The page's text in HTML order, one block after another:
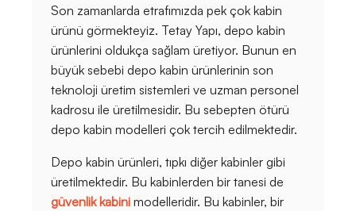
Son zamanlarda etrafımızda pek çok kabin
ürünü görmekteyiz. Tetay Yapı, depo kabin
ürünlerini oldukça sağlam üretiyor. Bunun en
büyük sebebi depo kabin ürünlerinin son
teknoloji üretim sistemleri ve uzman personel
kadrosu ile üretilmesidir. Bu sebepten ötürü
depo kabin modelleri çok tercih edilmektedir.
Depo kabin ürünleri, tıpkı diğer kabinler gibi
üretilmektedir. Bu kabinlerden bir tanesi de
güvenlik kabini modelleridir. Bu kabinler, bir